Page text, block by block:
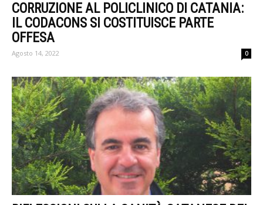
CORRUZIONE AL POLICLINICO DI CATANIA:
IL CODACONS SI COSTITUISCE PARTE
OFFESA
Agosto 14, 2022 0